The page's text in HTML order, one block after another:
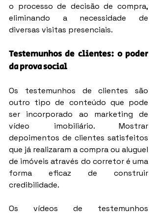
o processo de decisão de compra,
eliminando a necessidade de
diversas visitas presenciais.
Testemunhos de clientes: o poder
da prova social
Os testemunhos de clientes são
outro tipo de conteúdo que pode
ser incorporado ao marketing de
vídeo imobiliário. Mostrar
depoimentos de clientes satisfeitos
que já realizaram a compra ou aluguel
de imóveis através do corretor é uma
forma eficaz de construir
credibilidade.
Os vídeos de testemunhos